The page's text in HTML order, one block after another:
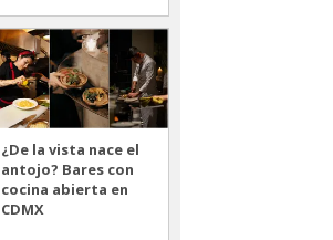
¿De la vista nace el
antojo? Bares con
cocina abierta en
CDMX